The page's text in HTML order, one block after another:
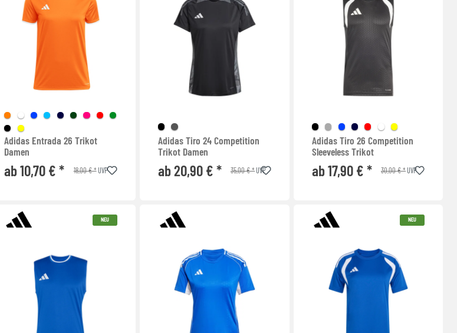
Adidas Entrada 26 Trikot
Damen
ab 10,70 € * 18,00 € *UVP
Adidas Tiro 24 Competition
Trikot Damen
ab 20,90 € * 35,00 € *UVP
Adidas Tiro 26 Competition
Sleeveless Trikot
ab 17,90 € * 30,00 € *UVP
NEU NEU